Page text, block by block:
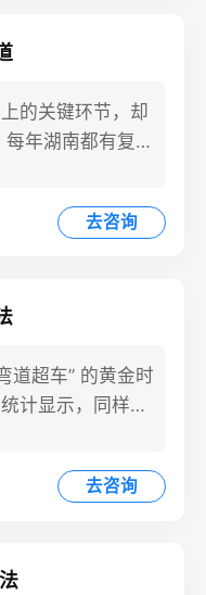
的关键环节，却
每年湖南都有复读
去咨询
道超车” 的黄金时
计显示，同样是
去咨询